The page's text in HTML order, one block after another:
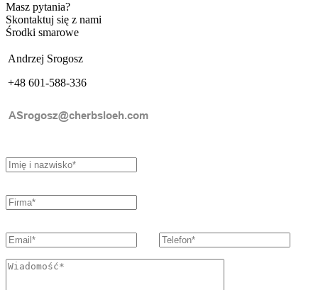
Masz pytania?
Skontaktuj się z nami
Środki smarowe
Andrzej Srogosz
+48 601-588-336